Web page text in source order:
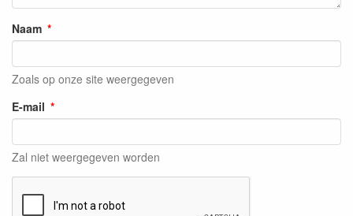
Naam
Zoals op onze site weergegeven
E-mail
Zal niet weergegeven worden